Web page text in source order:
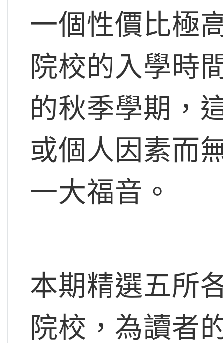
一個性價比極
院校的入學時
的秋季學期，
或個人因素而
一大福音。
本期精選五所
院校，為讀者